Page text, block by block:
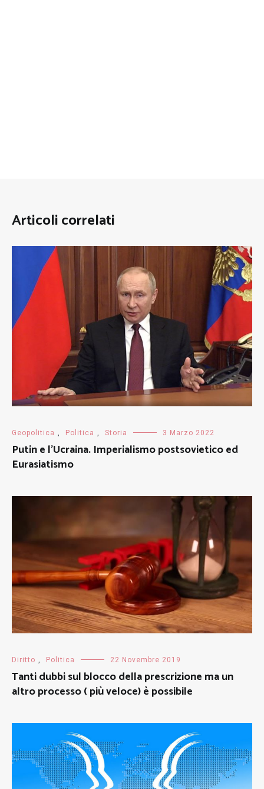
Articoli correlati
Geopolitica , Politica , Storia 3 Marzo 2022
Putin e l’Ucraina. Imperialismo postsovietico ed
Eurasiatismo
Diritto Politica 22 Novembre 2019
Tanti dubbi sul blocco della prescrizione ma un
altro processo ( più veloce) è possibile